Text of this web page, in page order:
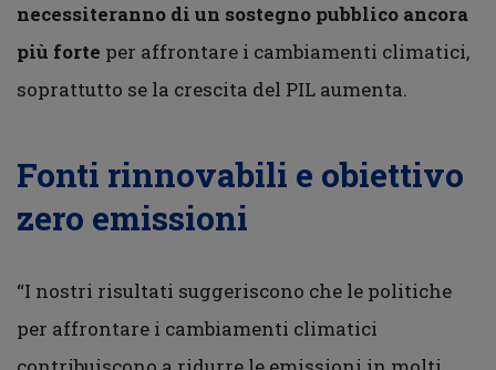
necessiteranno di un sostegno pubblico ancora
più forte per affrontare i cambiamenti climatici,
soprattutto se la crescita del PIL aumenta.
Fonti rinnovabili e obiettivo
zero emissioni
“I nostri risultati suggeriscono che le politiche
per affrontare i cambiamenti climatici